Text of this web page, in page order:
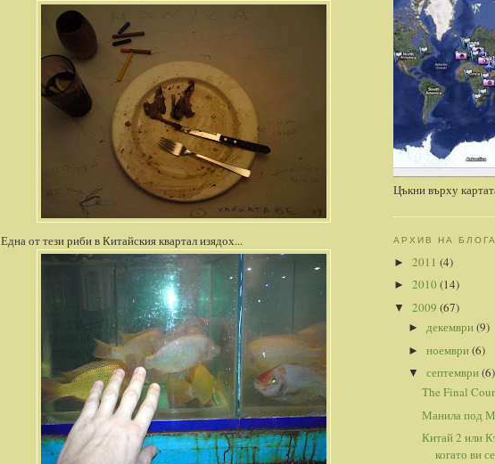
Една от тези риби в Китайския квартал изядох...
Цъкни върху
АРХИВ НА
► 2011 (4)
► 2010 (14)
▼ 2009 (67)
► декември(9)
► ноември(6)
▼ септември(6)
The Final
Манила под
Китай 2 или
когато ви